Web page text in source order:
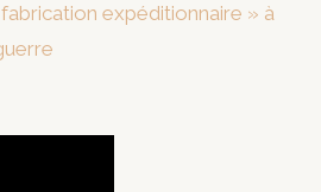
expéditionnaire » à